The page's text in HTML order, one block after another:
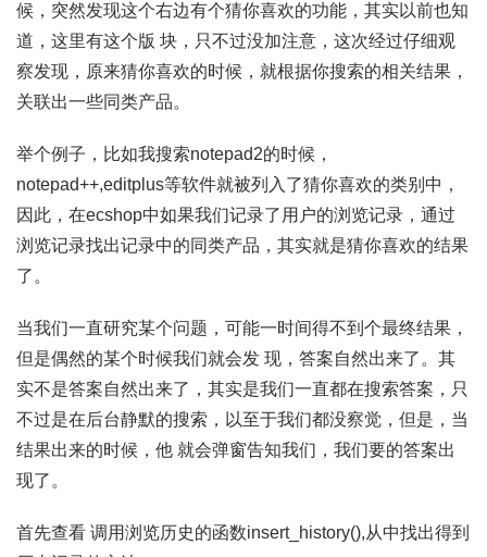
候，突然发现这个右边有个猜你喜欢的功能，其实以前也知
道，这里有这个版 块，只不过没加注意，这次经过仔细观
察发现，原来猜你喜欢的时候，就根据你搜索的相关结果，
关联出一些同类产品。
举个例子，比如我搜索notepad2的时候，
notepad++,editplus等软件就被列入了猜你喜欢的类别中，
因此，在ecshop中如果我们记录了用户的浏览记录，通过
浏览记录找出记录中的同类产品，其实就是猜你喜欢的结果
了。
当我们一直研究某个问题，可能一时间得不到个最终结果，
但是偶然的某个时候我们就会发 现，答案自然出来了。其
实不是答案自然出来了，其实是我们一直都在搜索答案，只
不过是在后台静默的搜索，以至于我们都没察觉，但是，当
结果出来的时候，他 就会弹窗告知我们，我们要的答案出
现了。
首先查看 调用浏览历史的函数insert_history(),从中找出得到